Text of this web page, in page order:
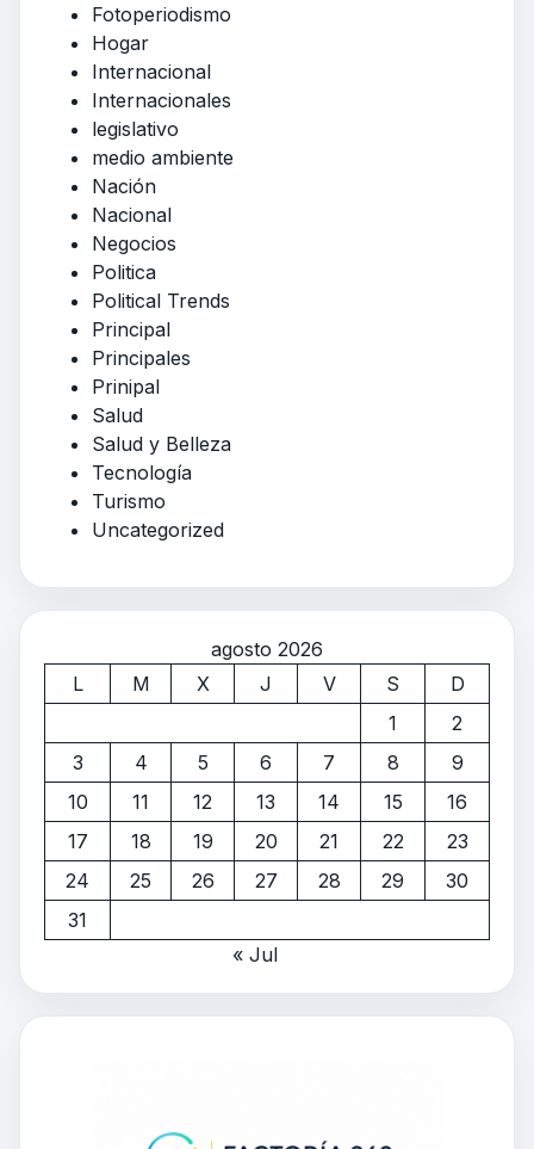
Fotoperiodismo
Hogar
Internacional
Internacionales
legislativo
medio ambiente
Nación
Nacional
Negocios
Politica
Political Trends
Principal
Principales
Prinipal
Salud
Salud y Belleza
Tecnología
Turismo
Uncategorized
agosto 2026
L
M X J V S
D
1
2
3
4 5 6 7 8
9
10
11 12 13 14 15
16
17
18 19 20 21 22
23
24
25 26 27 28 29
30
31
« Jul